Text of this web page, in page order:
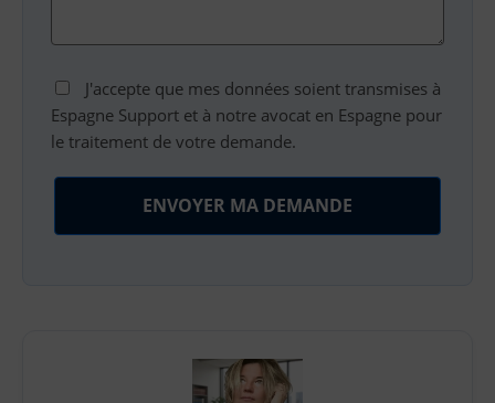
J'accepte que mes données soient transmises à
Espagne Support et à notre avocat en Espagne pour
le traitement de votre demande.